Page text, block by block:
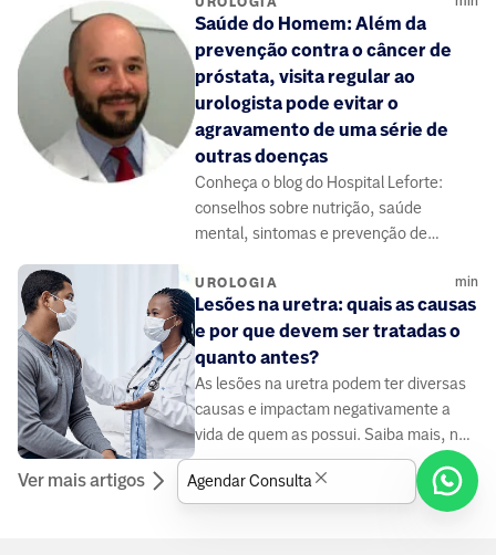
Saúde do Homem: Além da
prevenção contra o câncer de
próstata, visita regular ao
urologista pode evitar o
agravamento de uma série de
outras doenças
Conheça o blog do Hospital Leforte:
conselhos sobre nutrição, saúde
mental, sintomas e prevenção de
especialistas da área da saúde.
UROLOGIA min
Lesões na uretra: quais as causas
e por que devem ser tratadas o
quanto antes?
As lesões na uretra podem ter diversas
causas e impactam negativamente a
vida de quem as possui. Saiba mais, no
site do Grupo Leforte.
Ver mais artigos Agendar Consulta